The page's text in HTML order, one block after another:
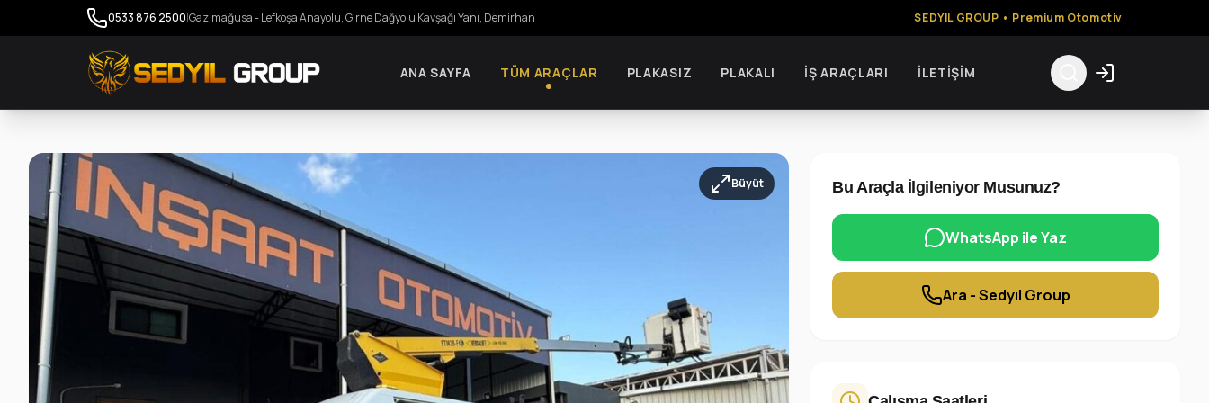
0533 876 2500|Gazimağusa - Lefkoşa Anayolu, Girne Dağyolu Kavşağı Yanı, Demirhan SEDYIL GROUP • Premium Otomotiv
ANA SAYFA TÜM ARAÇLAR PLAKASIZ PLAKALI İŞ ARAÇLARI İLETIŞIM
Büyüt Bu Araçla İlgileniyor Musunuz?
WhatsApp ile Yaz
Ara - Sedyıl Group